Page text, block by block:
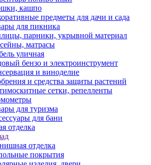
кашпо
предметы для дачи и сада
для пикника
парники, укрывной материал
матрасы
уличная
бензо и электроинструмент
и виноделие
и средства защиты растений
сетки, репелленты
для туризма
для бани
отделка
отделка
покрытия